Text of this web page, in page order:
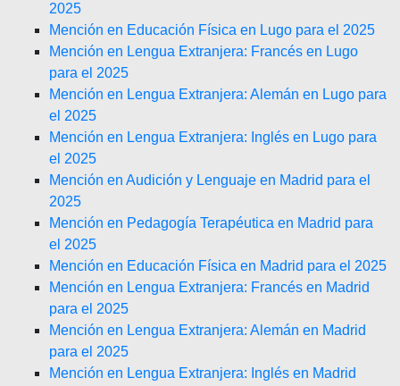
2025
Mención en Educación Física en Lugo para el 2025
Mención en Lengua Extranjera: Francés en Lugo
para el 2025
Mención en Lengua Extranjera: Alemán en Lugo para
el 2025
Mención en Lengua Extranjera: Inglés en Lugo para
el 2025
Mención en Audición y Lenguaje en Madrid para el
2025
Mención en Pedagogía Terapéutica en Madrid para
el 2025
Mención en Educación Física en Madrid para el 2025
Mención en Lengua Extranjera: Francés en Madrid
para el 2025
Mención en Lengua Extranjera: Alemán en Madrid
para el 2025
Mención en Lengua Extranjera: Inglés en Madrid